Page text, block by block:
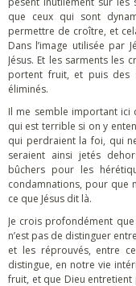
que ceux qui sont
permettre de croître, et
Dans l’image utilisée par
Jésus. Et les sarments les
portent fruit, et puis des
éliminés.
Il me semble important ici
qui est terrible si on y
qui perdraient la foi, qui
seraient ainsi jetés
bûchers pour les
condamnations, pour que
ce que Jésus dit là.
Je crois profondément
n’est pas de distinguer
et les réprouvés, entre
distingue, en notre vie
fruit, et que Dieu